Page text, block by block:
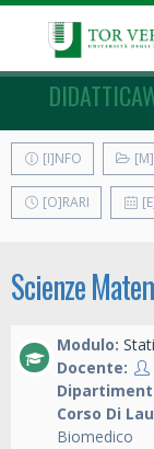
[I]NFO
[O]RARI
Scienze
Modulo:
Docente:
Corso Di
Biomedico